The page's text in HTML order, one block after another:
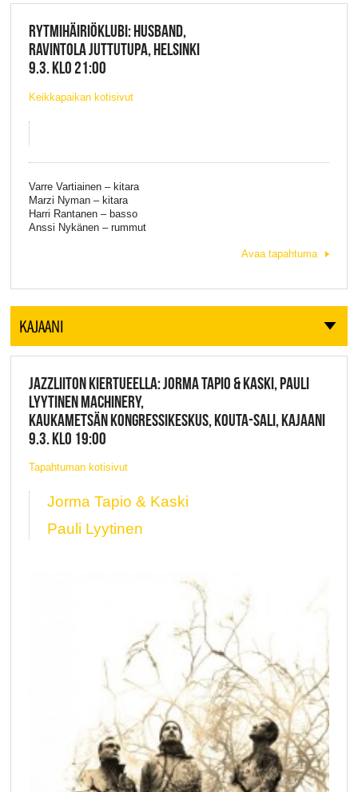
RYTMIHÄIRIÖKLUBI: HUSBAND,
RAVINTOLA JUTTUTUPA, HELSINKI
9.3. KLO 21:00
Keikkapaikan kotisivut
Varre Vartiainen – kitara
Marzi Nyman – kitara
Harri Rantanen – basso
Anssi Nykänen – rummut
Avaa tapahtuma
KAJAANI
JAZZLIITON KIERTUEELLA: JORMA TAPIO & KASKI, PAULI
LYYTINEN MACHINERY,
KAUKAMETSÄN KONGRESSIKESKUS, KOUTA-SALI, KAJAANI
9.3. KLO 19:00
Tapahtuman kotisivut
Jorma Tapio & Kaski
Pauli Lyytinen